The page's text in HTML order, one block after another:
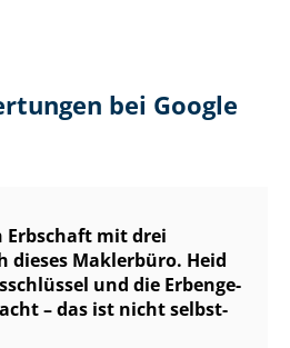
bei Google
Erbschaft mit drei
dieses Maklerbüro. Heid
und die Er­ben­ge­
– das ist nicht selbst­